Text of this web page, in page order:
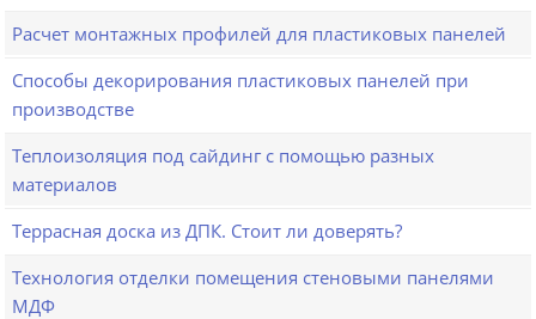
Расчет монтажных профилей для пластиковых панелей
Способы декорирования пластиковых панелей при
производстве
Теплоизоляция под сайдинг с помощью разных
материалов
Террасная доска из ДПК. Стоит ли доверять?
Технология отделки помещения стеновыми панелями
МДФ